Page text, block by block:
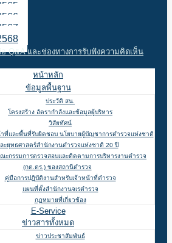
Q&A และช่องทางการรับฟังความคิดเห็น
หน้าหลัก
ข้อมูลพื้นฐาน
ประวัติ สน.
โครงสร้าง อัตรากำลังและข้อมูลผู้บริหาร
วิสัยทัศน์
ที่และพื้นที่รับผิดชอบ นโยบายผู้บัญชาการตำรวจแห่งชาติ
ะยุทธศาสตร์สำนักงานตำรวจแห่งชาติ 20 ปี
ะกรรมการตรวจสอบและติดตามการบริหารงานตำรวจ
(กต.ตร.) ของสถานีตำรวจ
คู่มือการปฏิบัติงานสำหรับเจ้าหน้าที่ตำรวจ
แผนที่ตั้งสำนักงานจเรตำรวจ
กฏหมายที่เกี่ยวข้อง
E-Service
ข่าวสารทั้งหมด
ข่าวประชาสัมพันธ์